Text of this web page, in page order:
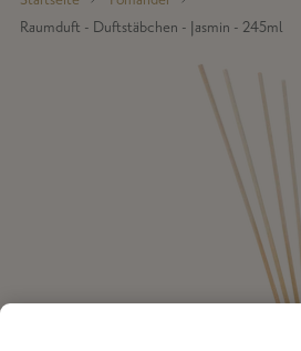
Raumduft - Duftstäbchen - Jasmin - 245ml